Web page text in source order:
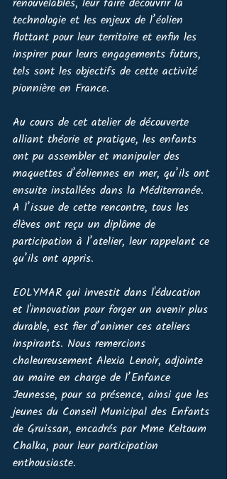
technologie et les enjeux de l’éolien
flottant pour leur territoire et enfin les
inspirer pour leurs engagements futurs,
tels sont les objectifs de cette activité
pionnière en France.
Au cours de cet atelier de découverte
alliant théorie et pratique, les enfants
ont pu assembler et manipuler des
maquettes d’éoliennes en mer, qu’ils ont
ensuite installées dans la Méditerranée.
A l’issue de cette rencontre, tous les
élèves ont reçu un diplôme de
participation à l’atelier, leur rappelant ce
qu’ils ont appris.
EOLYMAR qui investit dans l'éducation
et l'innovation pour forger un avenir plus
durable, est fier d’animer ces ateliers
inspirants. Nous remercions
chaleureusement Alexia Lenoir, adjointe
au maire en charge de l’Enfance
Jeunesse, pour sa présence, ainsi que les
jeunes du Conseil Municipal des Enfants
de Gruissan, encadrés par Mme Keltoum
Chalka, pour leur participation
enthousiaste.